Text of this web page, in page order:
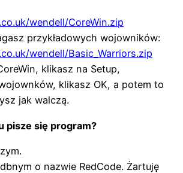
wendell/CoreWin.zip
przykładowych wojowników:
wendell/Basic_Warriors.zip
klikasz na Setup,
klikasz OK, a potem to
jak walczą.
pisze się program?
o nazwie RedCode. Żartuję